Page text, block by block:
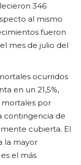
346
al mismo
fueron
mes de julio del
ocurridos
en un 21,5%,
mortales por
contingencia de
cubierta. El
la mayor
el más